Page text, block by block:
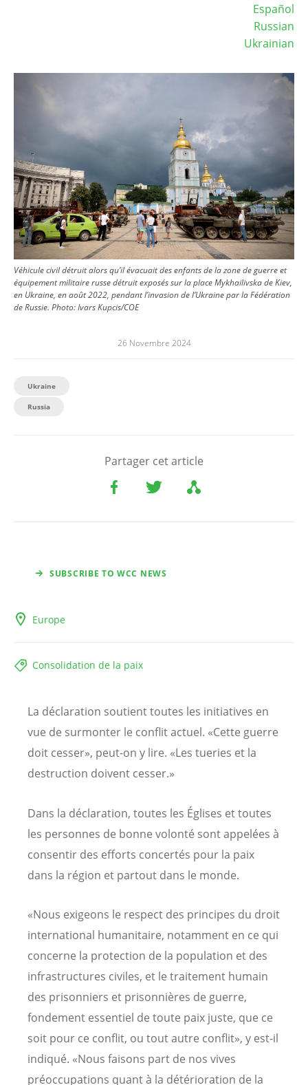
Español
Russian
Ukrainian
Véhicule civil détruit alors qu’il évacuait des enfants de la zone de guerre et
équipement militaire russe détruit exposés sur la place Mykhailivska de Kiev,
en Ukraine, en août 2022, pendant l’invasion de l’Ukraine par la Fédération
de Russie. Photo:Ivars Kupcis/COE
26 Novembre 2024
Ukraine
Russia
Partager cet article
SUBSCRIBE TO WCC NEWS
Europe
Consolidation de la paix
La déclaration soutient toutes les initiatives en
vue de surmonter le conflit actuel. «Cette guerre
doit cesser», peut-on y lire. «Les tueries et la
destruction doivent cesser.»
Dans la déclaration, toutes les Églises et toutes
les personnes de bonne volonté sont appelées à
consentir des efforts concertés pour la paix
dans la région et partout dans le monde.
«Nous exigeons le respect des principes du droit
international humanitaire, notamment en ce qui
concerne la protection de la population et des
infrastructures civiles, et le traitement humain
des prisonniers et prisonnières de guerre,
fondement essentiel de toute paix juste, que ce
soit pour ce conflit, ou tout autre conflit», y est-il
indiqué. «Nous faisons part de nos vives
préoccupations quant à la détérioration de la